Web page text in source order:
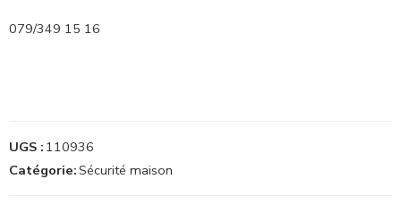
079/349 15 16
UGS : 110936
Catégorie:Sécurité maison